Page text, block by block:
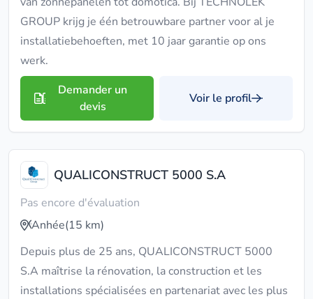
GROUP krijg je één betrouwbare partner voor al je
installatiebehoeften, met 10 jaar garantie op ons
werk.
Demander un
devis
Voir le profil
QUALICONSTRUCT 5000 S.A
Pas encore d'évaluation
Anhée(15 km)
Depuis plus de 25 ans, QUALICONSTRUCT 5000
S.A maîtrise la rénovation, la construction et les
installations spécialisées en partenariat avec les plus